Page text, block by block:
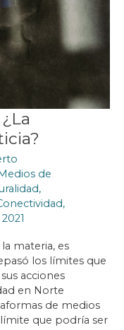
de
,
,
materia, es
los límites que
acciones
en Norte
de medios
que podría ser